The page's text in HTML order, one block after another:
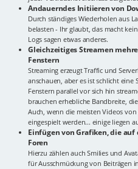
Andauerndes Initiieren von
Durch ständiges Wiederholen aus
belasten - Ihr glaubt, das macht
Logs sagen etwas anderes.
Gleichzeitiges Streamen
Fenstern
Streaming erzeugt Traffic und
anschauen, aber es ist schlicht
Fenstern parallel vor sich hin
brauchen erhebliche Bandbreite,
Auch, wenn die meisten Videos
eingespielt werden... einige liegen
Einfügen von Grafiken, die auf
Foren
Hierzu zählen auch Smilies und
für Ausschmückung von Beiträgen